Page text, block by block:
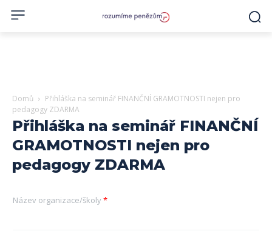
Domů
Přihláška na seminář FINANČNÍ GRAMOTNOSTI nejen pro
pedagogy ZDARMA
Přihláška na seminář FINANČNÍ
GRAMOTNOSTI nejen pro
pedagogy ZDARMA
Název organizace/školy*